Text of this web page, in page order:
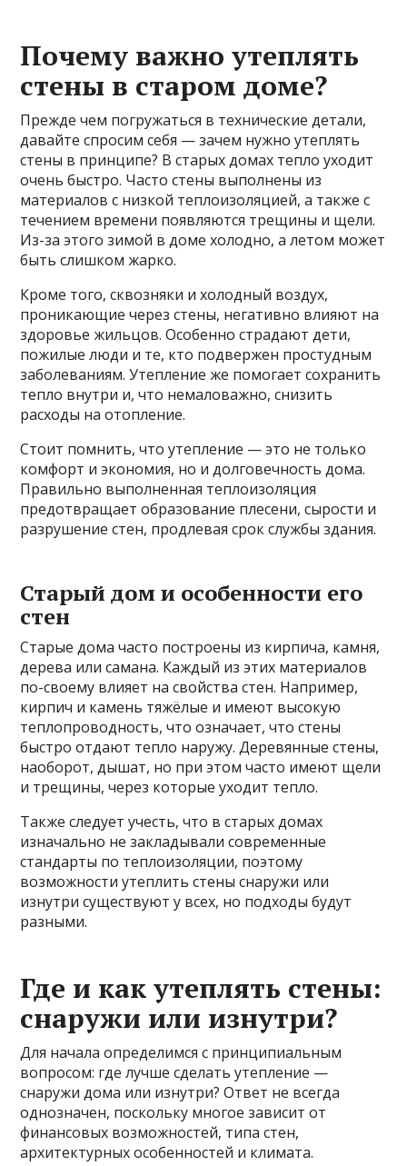
Почему важно утеплять
стены в старом доме?
Прежде чем погружаться в технические детали,
давайте спросим себя — зачем нужно утеплять
стены в принципе? В старых домах тепло уходит
очень быстро. Часто стены выполнены из
материалов с низкой теплоизоляцией, а также с
течением времени появляются трещины и щели.
Из-за этого зимой в доме холодно, а летом может
быть слишком жарко.
Кроме того, сквозняки и холодный воздух,
проникающие через стены, негативно влияют на
здоровье жильцов. Особенно страдают дети,
пожилые люди и те, кто подвержен простудным
заболеваниям. Утепление же помогает сохранить
тепло внутри и, что немаловажно, снизить
расходы на отопление.
Стоит помнить, что утепление — это не только
комфорт и экономия, но и долговечность дома.
Правильно выполненная теплоизоляция
предотвращает образование плесени, сырости и
разрушение стен, продлевая срок службы здания.
Старый дом и особенности его
стен
Старые дома часто построены из кирпича, камня,
дерева или самана. Каждый из этих материалов
по-своему влияет на свойства стен. Например,
кирпич и камень тяжёлые и имеют высокую
теплопроводность, что означает, что стены
быстро отдают тепло наружу. Деревянные стены,
наоборот, дышат, но при этом часто имеют щели
и трещины, через которые уходит тепло.
Также следует учесть, что в старых домах
изначально не закладывали современные
стандарты по теплоизоляции, поэтому
возможности утеплить стены снаружи или
изнутри существуют у всех, но подходы будут
разными.
Где и как утеплять стены:
снаружи или изнутри?
Для начала определимся с принципиальным
вопросом: где лучше сделать утепление —
снаружи дома или изнутри? Ответ не всегда
однозначен, поскольку многое зависит от
финансовых возможностей, типа стен,
архитектурных особенностей и климата.